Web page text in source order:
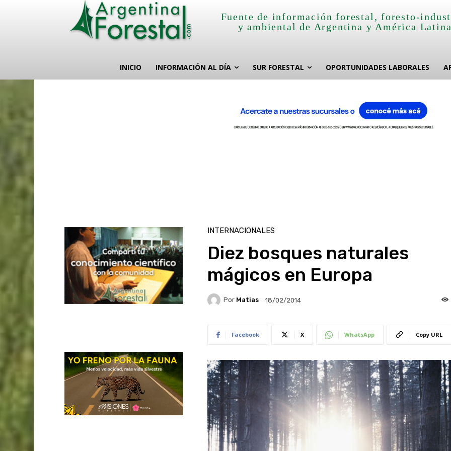
Fuente de información forestal, foresto-
y ambiental de Argentina y América
INICIO INFORMACIÓN AL DÍA SUR FORESTAL OPORTUNIDADES LABORALES
INTERNACIONALES
Diez bosques naturales
mágicos en Europa
Por Matias 18/02/2014
Facebook X WhatsApp Copy URL